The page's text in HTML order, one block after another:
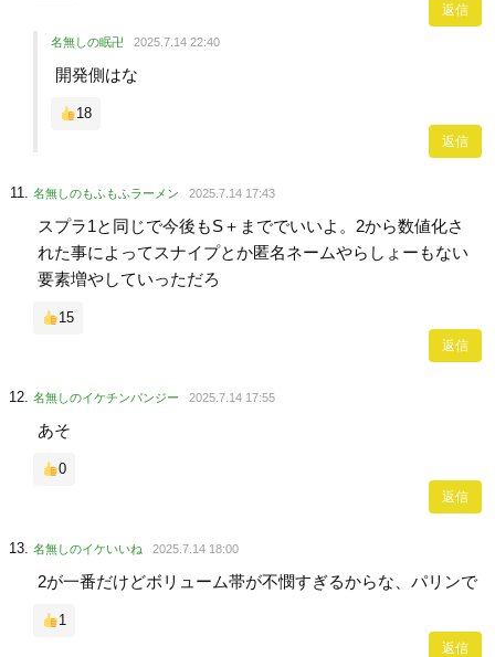
返信
名無しの眠卍 2025.7.14 22:40
開発側はな
18
返信
名無しのもふもふラーメン 2025.7.14 17:43
スプラ1と同じで今後もS＋まででいいよ。2から数値化さ
れた事によってスナイプとか匿名ネームやらしょーもない
要素増やしていっただろ
15
返信
名無しのイケチンパンジー 2025.7.14 17:55
あそ
0
返信
名無しのイケいいね 2025.7.14 18:00
2が一番だけどボリューム帯が不憫すぎるからな、パリンで
1
返信